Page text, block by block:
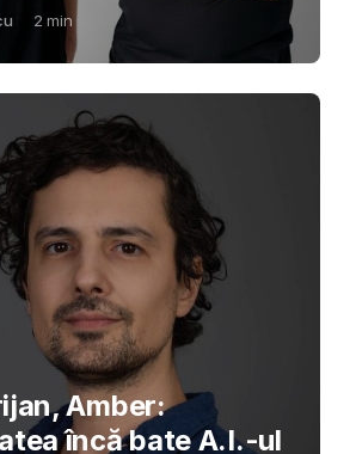
2 min
Amber:
încă bate A.I.-ul